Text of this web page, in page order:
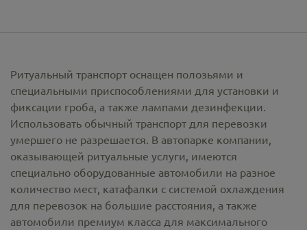
Ритуальный транспорт оснащен полозьями и
специальными приспособлениями для установки и
фиксации гроба, а также лампами дезинфекции.
Использовать обычный транспорт для перевозки
умершего не разрешается. В автопарке компании,
оказывающей ритуальные услуги, имеются
специально оборудованные автомобили на разное
количество мест, катафалки с системой охлаждения
для перевозок на большие расстояния, а также
автомобили премиум класса для максимального